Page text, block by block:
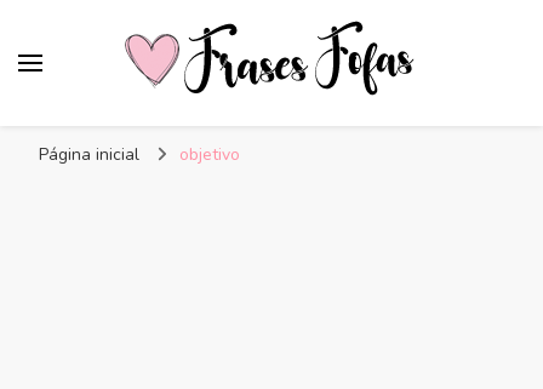
Página inicial objetivo